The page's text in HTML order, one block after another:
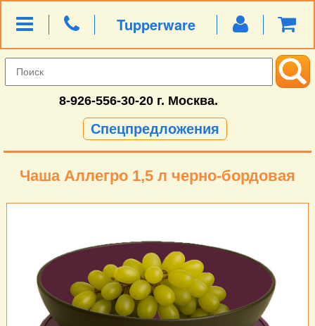
Tupperware
8-926-556-30-20г. Москва.
Спецпредложения
Чаша Аллегро 1,5 л черно-бордовая